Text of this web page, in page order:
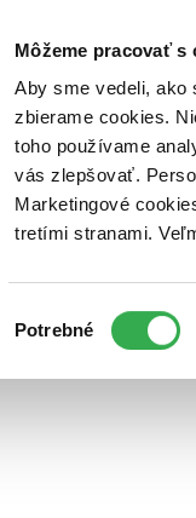
Môžeme pracovať s
Aby sme vedeli, ako
zbierame cookies.
toho používame
vás zlepšovať.
Marketingové
tretími stranami.
súhlasu
Potrebné
Poukážky